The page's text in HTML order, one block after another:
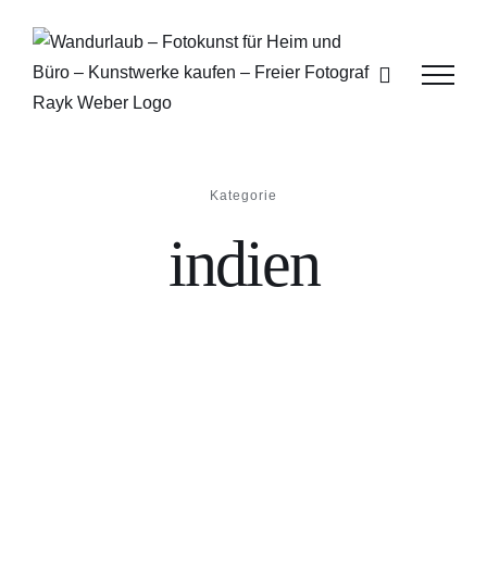
Inhalt
springen
Kategorie
indien